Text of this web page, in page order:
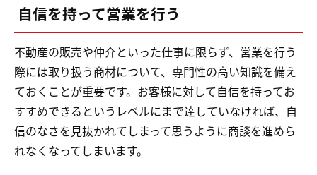
自信を持って営業を行う
不動産の販売や仲介といった仕事に限らず、営業を行う
際には取り扱う商材について、専門性の高い知識を備え
ておくことが重要です。お客様に対して自信を持ってお
すすめできるというレベルにまで達していなければ、自
信のなさを見抜かれてしまって思うように商談を進めら
れなくなってしまいます。